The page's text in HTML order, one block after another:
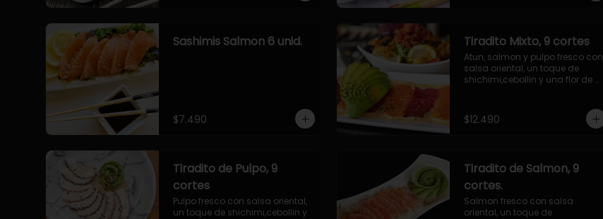
Sashimis Salmon 6 unid.
$7.490
Tiradito Mixto, 9 cortes
Atun, salmon y pulpo fresco con
salsa oriental, un toque de
shichimi,cebollin y una flor de
$12.490
Tiradito de Pulpo, 9
cortes
Pulpo fresco con salsa oriental,
un toque de shichimi,cebollin y
Tiradito de Salmon, 9
cortes.
Salmon fresco con salsa
oriental, un toque de